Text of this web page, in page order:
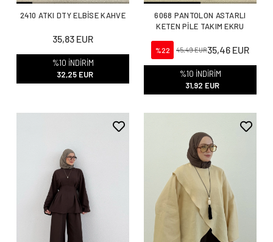
2410 ATKI DTY ELBİSE KAHVE
35,83 EUR
%10 İNDİRİM
32,25 EUR
6068 PANTOLON ASTARLI
KETEN PİLE TAKIM EKRU
%22 45,49 EUR35,46 EUR
%10 İNDİRİM
31,92 EUR